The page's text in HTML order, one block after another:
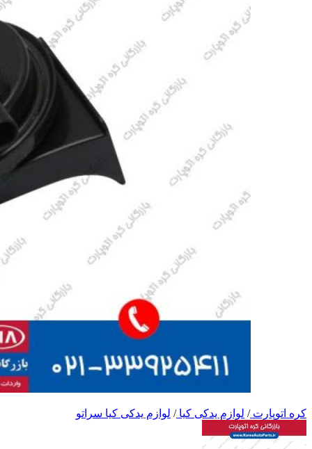
کره اتوپارت/ لوازم یدکی کیا/ لوازم یدکی کیا سراتو